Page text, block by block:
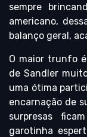
sempre
americano,
balanço geral,
O maior trunfo
de Sandler
uma ótima
encarnação de
surpresas
garotinha